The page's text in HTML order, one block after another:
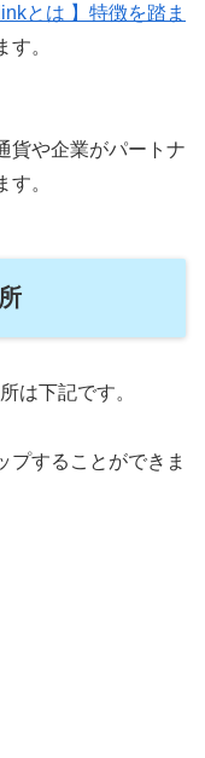
とは 】特徴を踏ま
す。
貨や企業がパートナ
。
は下記です。
プすることができま